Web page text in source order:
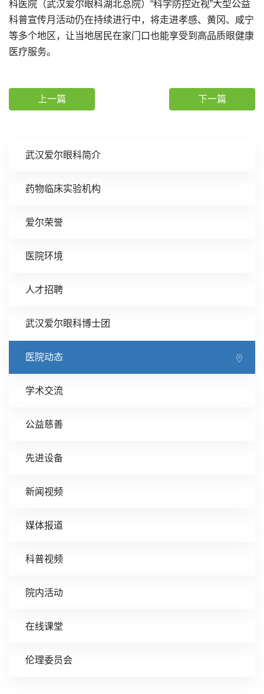
武汉爱尔眼科简介
药物临床实验机构
爱尔荣誉
医院环境
人才招聘
武汉爱尔眼科博士团
医院动态
学术交流
公益慈善
先进设备
新闻视频
媒体报道
科普视频
院内活动
在线课堂
伦理委员会
科医院（武汉爱尔眼科湖北总院）“科学防控近视”大型公益
科普宣传月活动仍在持续进行中，将走进孝感、黄冈、咸宁
等多个地区，让当地居民在家门口也能享受到高品质眼健康
医疗服务。
上一篇 下一篇